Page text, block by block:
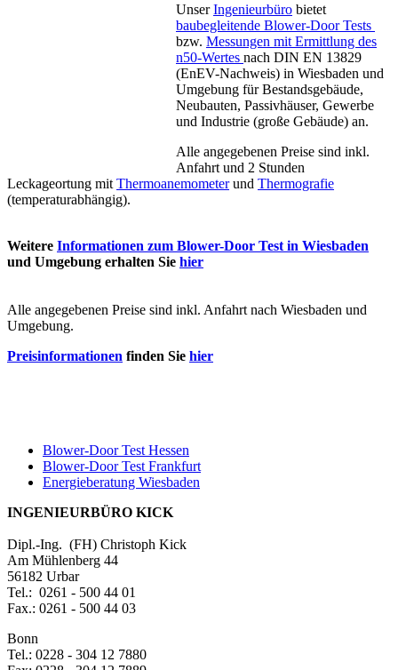
UnserIngenieurbüro bietet
baubegleitende Blower-Door Tests
bzw. Messungen mit Ermittlung des
n50-Wertes nach DIN EN 13829
(EnEV-Nachweis) in Wiesbaden und
Umgebung für Bestandsgebäude,
Neubauten, Passivhäuser, Gewerbe
und Industrie (große Gebäude) an.
Alle angegebenen Preise sind inkl.
Anfahrt und 2 Stunden
Leckageortung mit Thermoanemometerund Thermografie
(temperaturabhängig).
Weitere Informationen zum Blower-Door Test in Wiesbaden
und Umgebung erhalten Sie hier
Alle angegebenen Preise sind inkl. Anfahrt nach Wiesbaden und
Umgebung.
Preisinformationen finden Sie hier
Blower-Door Test Hessen
Blower-Door Test Frankfurt
Energieberatung Wiesbaden
INGENIEURBÜRO KICK
Dipl.-Ing. (FH) Christoph Kick
Am Mühlenberg 44
56182 Urbar
Tel.: 0261 - 500 44 01
Fax.: 0261 - 500 44 03
Bonn
Tel.: 0228 - 304 12 7880